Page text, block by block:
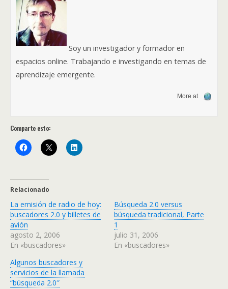
Soy un investigador y formador en
espacios online. Trabajando e investigando en temas de
aprendizaje emergente.
More at
Comparte esto:
Relacionado
La emisión de radio de hoy:
buscadores 2.0 y billetes de
avión
agosto 2, 2006
En «buscadores»
Búsqueda 2.0 versus
búsqueda tradicional, Parte
1
julio 31, 2006
En «buscadores»
Algunos buscadores y
servicios de la llamada
“búsqueda 2.0″